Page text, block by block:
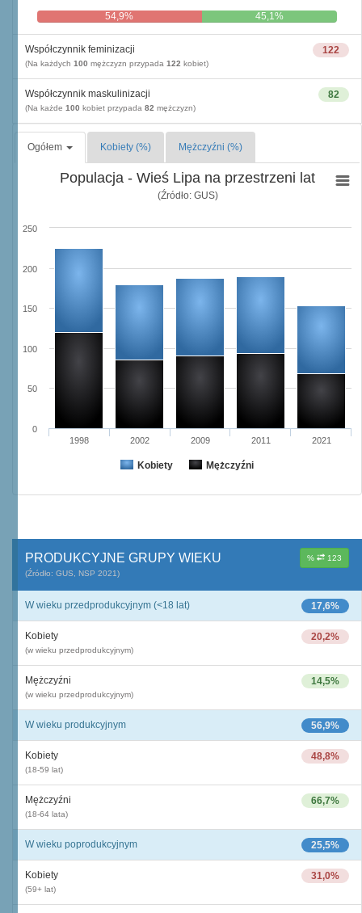
54,9% 45,1%
122
Współczynnik feminizacji
(Na każdych 100 mężczyzn przypada 122 kobiet)
82
Współczynnik maskulinizacji
(Na każde 100 kobiet przypada 82 mężczyzn)
Ogółem Kobiety (%) Mężczyźni (%)
Populacja - Wieś Lipa na przestrzeni lat
(Źródło: GUS)
Kobiety Mężczyźni
1998 2002 2009 2011 2021
0
50
100
150
200
250
% 123
PRODUKCYJNE GRUPY WIEKU
(Źródło: GUS, NSP 2021)
17,6%
W wieku przedprodukcyjnym (<18 lat)
20,2%
Kobiety
(w wieku przedprodukcyjnym)
14,5%
Mężczyźni
(w wieku przedprodukcyjnym)
56,9%
W wieku produkcyjnym
48,8%
Kobiety
(18-59 lat)
66,7%
Mężczyźni
(18-64 lata)
25,5%
W wieku poprodukcyjnym
31,0%
Kobiety
(59+ lat)